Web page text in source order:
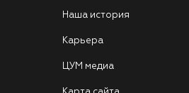
Наша история
Карьера
ЦУМ медиа